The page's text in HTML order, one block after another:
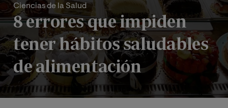
Ciencias de la Salud
8 errores que impiden
tener hábitos saludables
de alimentación